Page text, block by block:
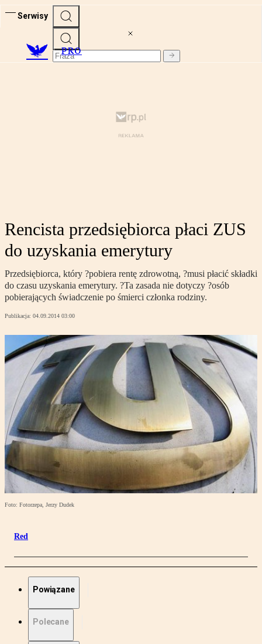
Serwisy
PRO
Rencista przedsiębiorca płaci ZUS
do uzyskania emerytury
Przedsiębiorca, który ?pobiera rentę zdrowotną, ?musi płacić składki
do czasu uzyskania emerytury. ?Ta zasada nie dotyczy ?osób
pobierających świadczenie po śmierci członka rodziny.
Publikacja: 04.09.2014 03:00
Foto: Fotorzepa, Jerzy Dudek
Red
Powiązane
Polecane